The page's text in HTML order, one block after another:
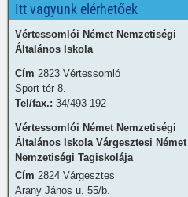
Itt vagyunk elérhetőek
Vértessomlói Német Nemzetiségi
Általános Iskola
Cím 2823 Vértessomló
Sport tér 8.
Tel/fax.: 34/493-192
Vértessomlói Német Nemzetiségi
Általános Iskola Várgesztesi Német
Nemzetiségi Tagiskolája
Cím 2824 Várgesztes
Arany János u. 55/b.